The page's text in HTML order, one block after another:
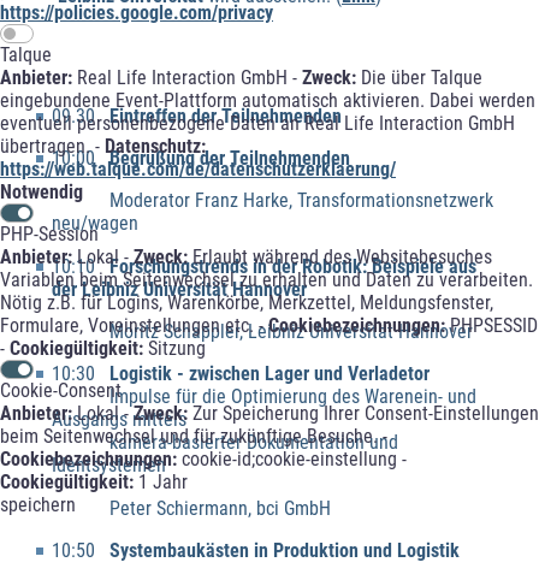
https://policies.google.com/privacy
Talque
Anbieter: Real Life Interaction GmbH - Zweck: Die über Talque
eingebundene Event-Plattform automatisch aktivieren. Dabei werden
eventuell personenbezogene Daten an Real Life Interaction GmbH
übertragen. - Datenschutz:
https://web.talque.com/de/datenschutzerklaerung/
Notwendig
PHP-Session
Anbieter: Lokal - Zweck: Erlaubt während des Websitebesuches
Variablen beim Seitenwechsel zu erhalten und Daten zu verarbeiten.
Nötig z.B. für Logins, Warenkörbe, Merkzettel, Meldungsfenster,
Formulare, Voreinstellungen etc. -Cookiebezeichnungen:PHPSESSID
- Cookiegültigkeit: Sitzung
Cookie-Consent
Anbieter:Lokal -Zweck: Zur Speicherung Ihrer Consent-Einstellungen
beim Seitenwechsel und für zukünftige Besuche. -
Cookiebezeichnungen: cookie-id;cookie-einstellung -
Cookiegültigkeit: 1 Jahr
speichern
09.30Eintreffen der Teilnehmenden
10:00Begrüßung der Teilnehmenden
Moderator Franz Harke, Transformationsnetzwerk
neu/wagen
10:10Forschungstrends in der Robotik: Beispiele aus
der Leibniz Universität Hannover
Moritz Schappler, Leibniz Universität Hannover
10:30
Logistik - zwischen Lager und Verladetor
Impulse für die Optimierung des Warenein- und
Ausgangs mittels
kamera-basierter Dokumentation und
Identsystemen
Peter Schiermann, bci GmbH
10:50Systembaukästen in Produktion und Logistik